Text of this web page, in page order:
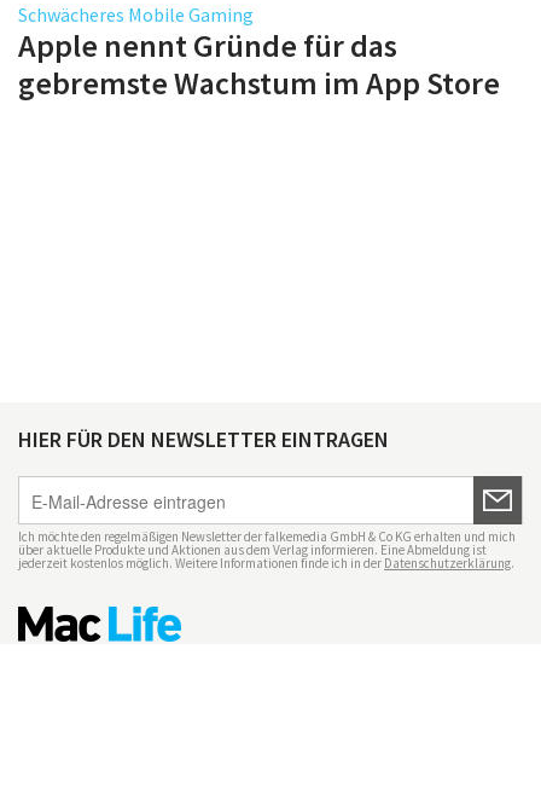
Schwächeres Mobile Gaming
Apple nennt Gründe für das
gebremste Wachstum im App Store
HIER FÜR DEN NEWSLETTER EINTRAGEN
Ich möchte den regelmäßigen Newsletter der falkemedia GmbH & Co KG erhalten und mich
über aktuelle Produkte und Aktionen aus dem Verlag informieren. Eine Abmeldung ist
jederzeit kostenlos möglich. Weitere Informationen finde ich in der Datenschutzerklärung.